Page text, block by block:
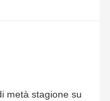
metà stagione su